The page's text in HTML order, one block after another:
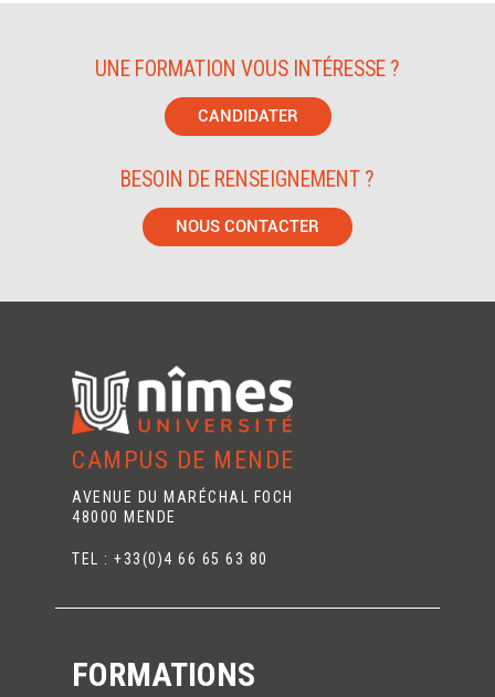
UNE FORMATION VOUS INTÉRESSE ?
CANDIDATER
BESOIN DE RENSEIGNEMENT ?
NOUS CONTACTER
CAMPUS DE MENDE
AVENUE DU MARÉCHAL FOCH
48000 MENDE
TEL : +33(0)4 66 65 63 80
FORMATIONS